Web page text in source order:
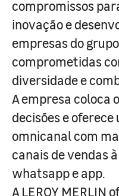
compromissos
inovação e
empresas do
comprometidas
diversidade e
A empresa coloca
decisões e
omnicanal com
canais de vendas
whatsapp e app.
A LEROY MERLIN